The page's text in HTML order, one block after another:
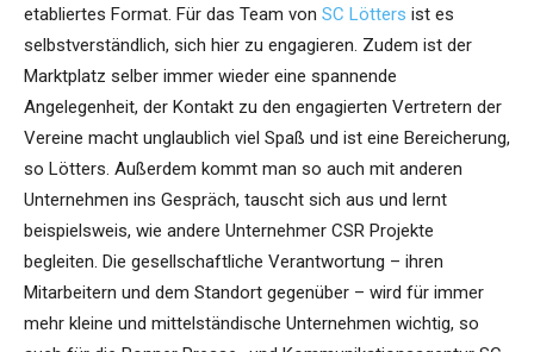
etabliertes Format. Für das Team von SC Lötters ist es
selbstverständlich, sich hier zu engagieren. Zudem ist der
Marktplatz selber immer wieder eine spannende
Angelegenheit, der Kontakt zu den engagierten Vertretern der
Vereine macht unglaublich viel Spaß und ist eine Bereicherung,
so Lötters. Außerdem kommt man so auch mit anderen
Unternehmen ins Gespräch, tauscht sich aus und lernt
beispielsweis, wie andere Unternehmer CSR Projekte
begleiten. Die gesellschaftliche Verantwortung – ihren
Mitarbeitern und dem Standort gegenüber – wird für immer
mehr kleine und mittelständische Unternehmen wichtig, so